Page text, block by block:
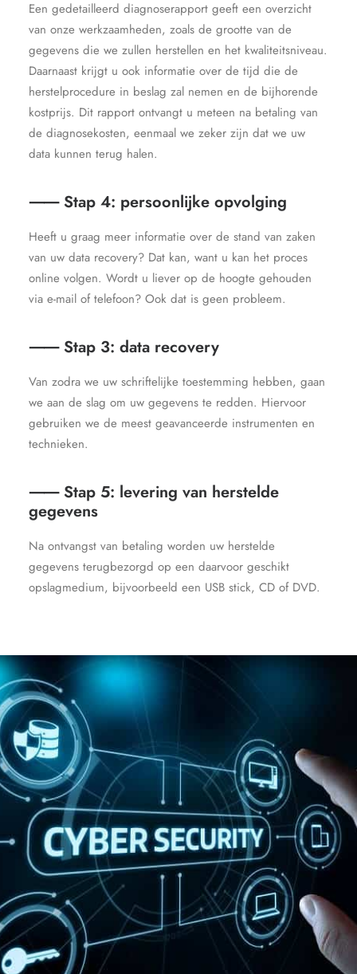
Een gedetailleerd diagnoserapport geeft een overzicht
van onze werkzaamheden, zoals de grootte van de
gegevens die we zullen herstellen en het kwaliteitsniveau.
Daarnaast krijgt u ook informatie over de tijd die de
herstelprocedure in beslag zal nemen en de bijhorende
kostprijs. Dit rapport ontvangt u meteen na betaling van
de diagnosekosten, eenmaal we zeker zijn dat we uw
data kunnen terug halen.
⸺ Stap 4: persoonlijke opvolging
Heeft u graag meer informatie over de stand van zaken
van uw data recovery? Dat kan, want u kan het proces
online volgen. Wordt u liever op de hoogte gehouden
via e-mail of telefoon? Ook dat is geen probleem.
⸺ Stap 3: data recovery
Van zodra we uw schriftelijke toestemming hebben, gaan
we aan de slag om uw gegevens te redden. Hiervoor
gebruiken we de meest geavanceerde instrumenten en
technieken.
⸺ Stap 5: levering van herstelde
gegevens
Na ontvangst van betaling worden uw herstelde
gegevens terugbezorgd op een daarvoor geschikt
opslagmedium, bijvoorbeeld een USB stick, CD of DVD.